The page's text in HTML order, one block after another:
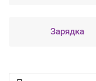
Зарядка